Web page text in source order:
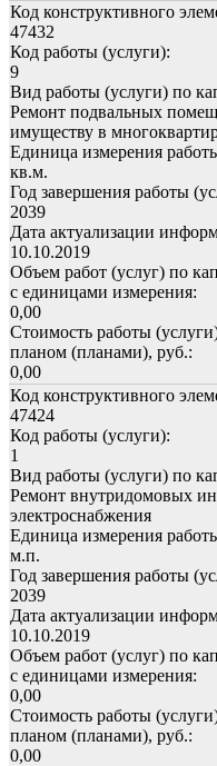
Код конструктивного
47432
Код работы (услуги):
9
Вид работы (услуги) по
Ремонт подвальных
имуществу в
Единица измерения
кв.м.
Год завершения работы
2039
Дата актуализации
10.10.2019
Объем работ (услуг) по
с единицами измерения:
0,00
Стоимость работы
планом (планами), руб.:
0,00
Код конструктивного
47424
Код работы (услуги):
1
Вид работы (услуги) по
Ремонт внутридомовых
электроснабжения
Единица измерения
м.п.
Год завершения работы
2039
Дата актуализации
10.10.2019
Объем работ (услуг) по
с единицами измерения:
0,00
Стоимость работы
планом (планами), руб.:
0,00